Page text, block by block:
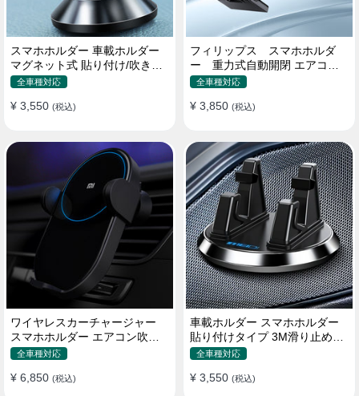
スマホホルダー 車載ホルダー
マグネット式 貼り付け/吹き出
し口 合金 多機種対応
全車種対応
¥ 3,550 (税込)
フィリップス スマホホルダ
ー 重力式自動開閉 エアコン
吹き出し口用 クリップ式 車
全車種対応
¥ 3,850 (税込)
ワイヤレスカーチャージャー
スマホホルダー エアコン吹き
出し口/ 貼り付け
全車種対応
¥ 6,850 (税込)
車載ホルダー スマホホルダー
貼り付けタイプ 3M滑り止めシ
リコンパッド 全機種
全車種対応
¥ 3,550 (税込)